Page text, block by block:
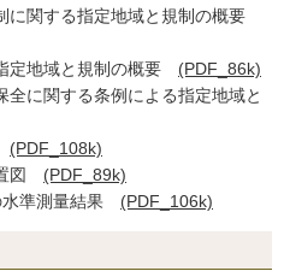
関する指定地域と規制の概要
定地域と規制の概要 (PDF_86k)
に関する条例による指定地域と
(PDF_108k)
図 (PDF_89k)
準測量結果 (PDF_106k)